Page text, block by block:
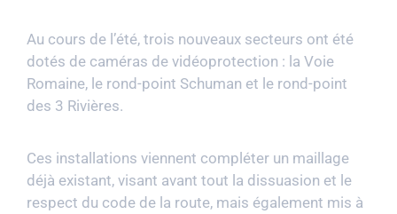
Au cours de l’été, trois nouveaux secteurs ont été
dotés de caméras de vidéoprotection : la Voie
Romaine, le rond-point Schuman et le rond-point
des 3 Rivières.
Ces installations viennent compléter un maillage
déjà existant, visant avant tout la dissuasion et le
respect du code de la route, mais également mis à